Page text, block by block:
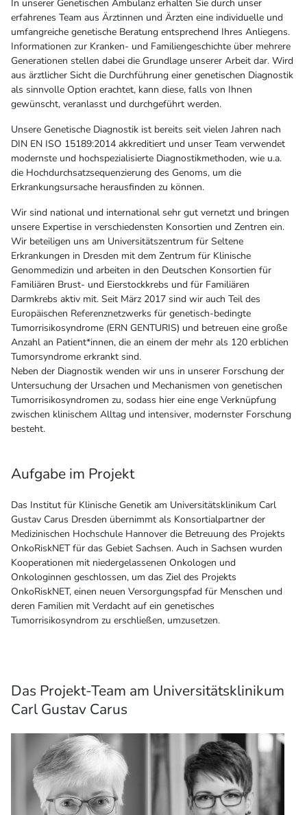
In unserer Genetischen Ambulanz erhalten Sie durch unser
erfahrenes Team aus Ärztinnen und Ärzten eine individuelle und
umfangreiche genetische Beratung entsprechend Ihres Anliegens.
Informationen zur Kranken- und Familiengeschichte über mehrere
Generationen stellen dabei die Grundlage unserer Arbeit dar. Wird
aus ärztlicher Sicht die Durchführung einer genetischen Diagnostik
als sinnvolle Option erachtet, kann diese, falls von Ihnen
gewünscht, veranlasst und durchgeführt werden.
Unsere Genetische Diagnostik ist bereits seit vielen Jahren nach
DIN EN ISO 15189:2014 akkreditiert und unser Team verwendet
modernste und hochspezialisierte Diagnostikmethoden, wie u.a.
die Hochdurchsatzsequenzierung des Genoms, um die
Erkrankungsursache herausfinden zu können.
Wir sind national und international sehr gut vernetzt und bringen
unsere Expertise in verschiedensten Konsortien und Zentren ein.
Wir beteiligen uns am Universitätszentrum für Seltene
Erkrankungen in Dresden mit dem Zentrum für Klinische
Genommedizin und arbeiten in den Deutschen Konsortien für
Familiären Brust- und Eierstockkrebs und für Familiären
Darmkrebs aktiv mit. Seit März 2017 sind wir auch Teil des
Europäischen Referenznetzwerks für genetisch-bedingte
Tumorrisikosyndrome (ERN GENTURIS) und betreuen eine große
Anzahl an Patient*innen, die an einem der mehr als 120 erblichen
Tumorsyndrome erkrankt sind.
Neben der Diagnostik wenden wir uns in unserer Forschung der
Untersuchung der Ursachen und Mechanismen von genetischen
Tumorrisikosyndromen zu, sodass hier eine enge Verknüpfung
zwischen klinischem Alltag und intensiver, modernster Forschung
besteht.
Aufgabe im Projekt
Das Institut für Klinische Genetik am Universitätsklinikum Carl
Gustav Carus Dresden übernimmt als Konsortialpartner der
Medizinischen Hochschule Hannover die Betreuung des Projekts
OnkoRiskNET für das Gebiet Sachsen. Auch in Sachsen wurden
Kooperationen mit niedergelassenen Onkologen und
Onkologinnen geschlossen, um das Ziel des Projekts
OnkoRiskNET, einen neuen Versorgungspfad für Menschen und
deren Familien mit Verdacht auf ein genetisches
Tumorrisikosyndrom zu erschließen, umzusetzen.
Das Projekt-Team am Universitätsklinikum
Carl Gustav Carus
Weiterlesen …